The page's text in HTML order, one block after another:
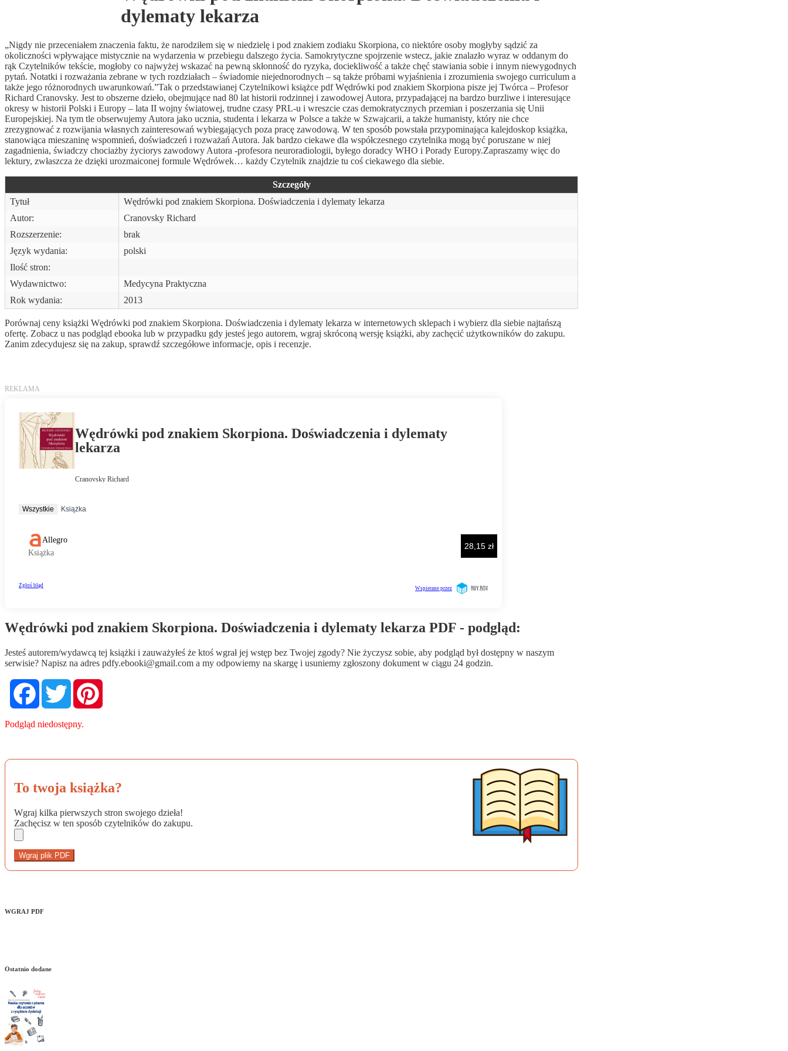
dylematy lekarza
„Nigdy nie przeceniałem znaczenia faktu, że narodziłem się w niedzielę i pod znakiem zodiaku Skorpiona, co niektóre osoby mogłyby sądzić za
okoliczności wpływające mistycznie na wydarzenia w przebiegu dalszego życia. Samokrytyczne spojrzenie wstecz, jakie znalazło wyraz w oddanym do
rąk Czytelników tekście, mogłoby co najwyżej wskazać na pewną skłonność do ryzyka, dociekliwość a także chęć stawiania sobie i innym niewygodnych
pytań. Notatki i rozważania zebrane w tych rozdziałach – świadomie niejednorodnych – są także próbami wyjaśnienia i zrozumienia swojego curriculum a
także jego różnorodnych uwarunkowań.”Tak o przedstawianej Czytelnikowi książce pdf Wędrówki pod znakiem Skorpiona pisze jej Twórca – Profesor
Richard Cranovsky. Jest to obszerne dzieło, obejmujące nad 80 lat historii rodzinnej i zawodowej Autora, przypadającej na bardzo burzliwe i interesujące
okresy w historii Polski i Europy – lata II wojny światowej, trudne czasy PRL-u i wreszcie czas demokratycznych przemian i poszerzania się Unii
Europejskiej. Na tym tle obserwujemy Autora jako ucznia, studenta i lekarza w Polsce a także w Szwajcarii, a także humanisty, który nie chce
zrezygnować z rozwijania własnych zainteresowań wybiegających poza pracę zawodową. W ten sposób powstała przypominająca kalejdoskop książka,
stanowiąca mieszaninę wspomnień, doświadczeń i rozważań Autora. Jak bardzo ciekawe dla współczesnego czytelnika mogą być poruszane w niej
zagadnienia, świadczy chociażby życiorys zawodowy Autora -profesora neuroradiologii, byłego doradcy WHO i Porady Europy.Zapraszamy więc do
lektury, zwłaszcza że dzięki urozmaiconej formule Wędrówek… każdy Czytelnik znajdzie tu coś ciekawego dla siebie.
Szczegóły
Tytuł
Wędrówki pod znakiem Skorpiona. Doświadczenia i dylematy lekarza
Autor:
Cranovsky Richard
Rozszerzenie:
brak
Język wydania:
polski
Ilość stron:
Wydawnictwo:
Medycyna Praktyczna
Rok wydania:
2013
Porównaj ceny książki Wędrówki pod znakiem Skorpiona. Doświadczenia i dylematy lekarza w internetowych sklepach i wybierz dla siebie najtańszą
ofertę. Zobacz u nas podgląd ebooka lub w przypadku gdy jesteś jego autorem, wgraj skróconą wersję książki, aby zachęcić użytkowników do zakupu.
Zanim zdecydujesz się na zakup, sprawdź szczegółowe informacje, opis i recenzje.
Wędrówki pod znakiem Skorpiona. Doświadczenia i dylematy lekarza PDF - podgląd:
Jesteś autorem/wydawcą tej książki i zauważyłeś że ktoś wgrał jej wstęp bez Twojej zgody? Nie życzysz sobie, aby podgląd był dostępny w naszym
serwisie? Napisz na adres pdfy.ebooki@gmail.com a my odpowiemy na skargę i usuniemy zgłoszony dokument w ciągu 24 godzin.
FacebookTwitter
Podgląd niedostępny.
To twoja książka?
Wgraj kilka pierwszych stron swojego dzieła!
Zachęcisz w ten sposób czytelników do zakupu.
Wgraj plik PDF
WGRAJ PDF
Ostatnio dodane